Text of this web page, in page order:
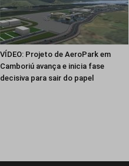
VÍDEO: Projeto de AeroPark em
Camboriú avança e inicia fase
decisiva para sair do papel